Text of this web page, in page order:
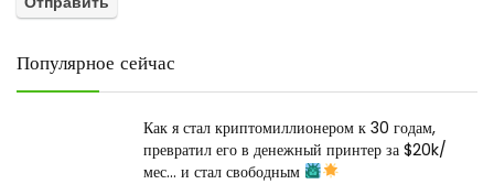
Популярное сейчас
Как я стал криптомиллионером к 30 годам,
превратил его в денежный принтер за $20k/
мес… и стал свободным